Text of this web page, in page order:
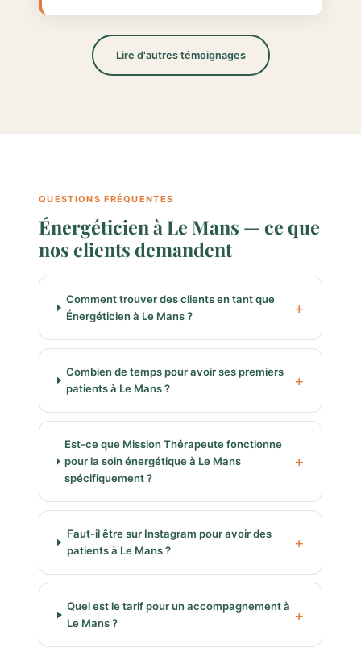
Lire d'autres témoignages
QUESTIONS FRÉQUENTES
Énergéticien à Le Mans — ce que
nos clients demandent
Comment trouver des clients en tant que
Énergéticien à Le Mans ?
Combien de temps pour avoir ses premiers
patients à Le Mans ?
Est-ce que Mission Thérapeute fonctionne
pour la soin énergétique à Le Mans
spécifiquement ?
Faut-il être sur Instagram pour avoir des
patients à Le Mans ?
Quel est le tarif pour un accompagnement à
Le Mans ?